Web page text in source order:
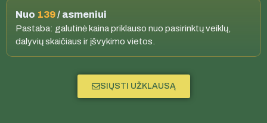
Nuo 139/ asmeniui
Pastaba: galutinė kaina priklauso nuo pasirinktų veiklų,
dalyvių skaičiaus ir įšvykimo vietos.
SIŲSTI UŽKLAUSĄ